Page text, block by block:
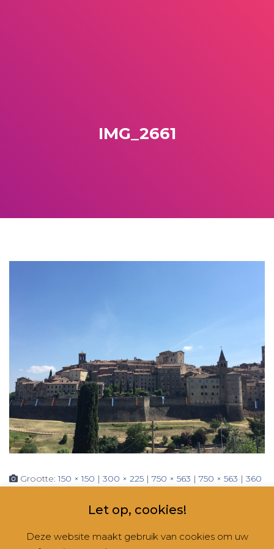
IMG_2661
Grootte:150 × 150 | 300 × 225 | 750 × 563 | 750 × 563 | 360
Let op, cookies!
Deze website maakt gebruik van cookies om uw